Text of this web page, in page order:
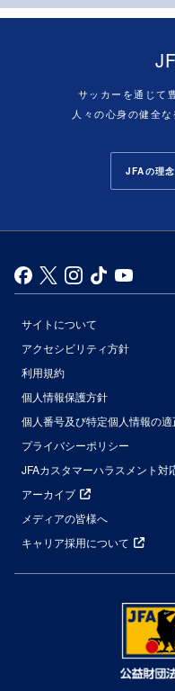
サッカーを通じて
人々の心身の健全
JFAの理
サイトについて
アクセシビリティ方針
利用規約
個人情報保護方針
個人番号及び特定個人情報の
プライバシーポリシー
JFAカスタマーハラスメント対
アーカイブ
メディアの皆様へ
キャリア採用について